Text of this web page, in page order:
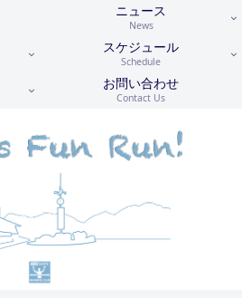
ニュース
News
スケジュール
Schedule
お問い合わせ
Contact Us